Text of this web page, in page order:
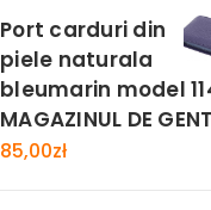
Port carduri din
piele naturala
bleumarin model
MAGAZINUL DE
85,00zł